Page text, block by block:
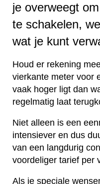
je overweegt
te schakelen,
wat je kunt
Houd er rekening
vierkante meter voor
vaak hoger ligt dan
regelmatig laat
Niet alleen is een
intensiever en dus
van een langdurig
voordeliger tarief per
Als je speciale